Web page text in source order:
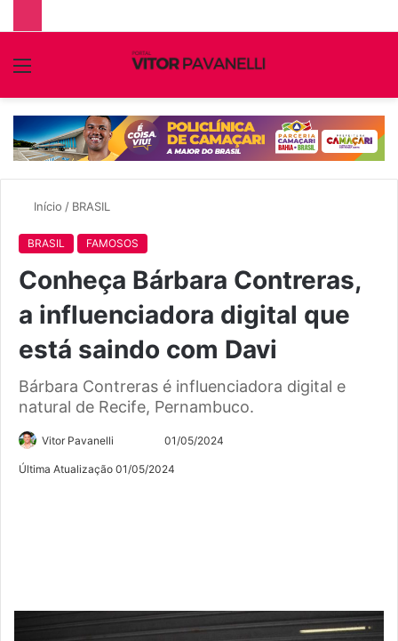
Menu
Início / BRASIL
BRASIL FAMOSOS
Conheça Bárbara Contreras,
a influenciadora digital que
está saindo com Davi
Bárbara Contreras é influenciadora digital e
natural de Recife, Pernambuco.
Vitor Pavanelli
no
Mande
um
01/05/2024
Última Atualização 01/05/2024